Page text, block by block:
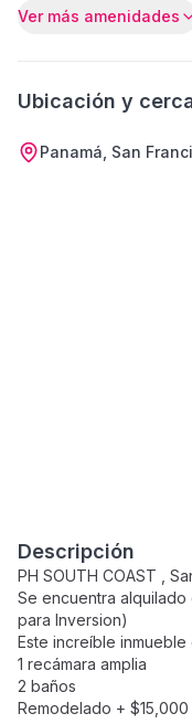
Ver más amenidades
Ubicación y
Panamá, San
Descripción
PH SOUTH COAST ,
Se encuentra alquilado
para Inversion)
Este increíble
1 recámara amplia
2 baños
Remodelado + $15,000